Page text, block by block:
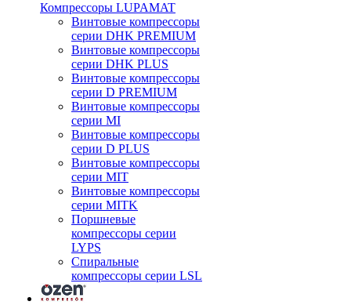
Компрессоры LUPAMAT
Винтовые компрессоры
серии DHK PREMIUM
Винтовые компрессоры
серии DHK PLUS
Винтовые компрессоры
серии D PREMIUM
Винтовые компрессоры
серии MI
Винтовые компрессоры
серии D PLUS
Винтовые компрессоры
серии MIT
Винтовые компрессоры
серии MITK
Поршневые
компрессоры серии
LYPS
Спиральные
компрессоры серии LSL